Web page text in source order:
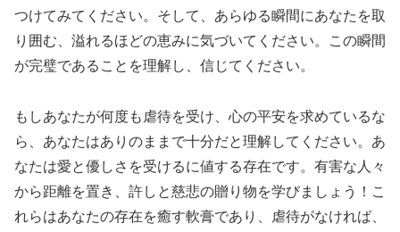
つけてみてください。そして、あらゆる瞬間にあなたを取
り囲む、溢れるほどの恵みに気づいてください。この瞬間
が完璧であることを理解し、信じてください。
もしあなたが何度も虐待を受け、心の平安を求めているな
ら、あなたはありのままで十分だと理解してください。あ
なたは愛と優しさを受けるに値する存在です。有害な人々
から距離を置き、許しと慈悲の贈り物を学びましょう！こ
れらはあなたの存在を癒す軟膏であり、虐待がなければ、